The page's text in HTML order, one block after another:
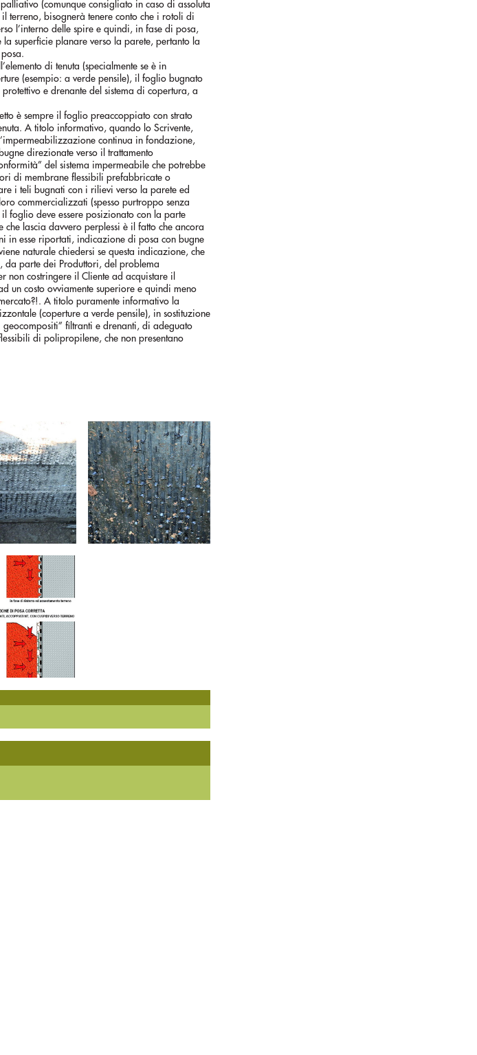
(comunque consigliato in caso di assoluta
terreno, bisognerà tenere conto che i rotoli di
l’interno delle spire e quindi, in fase di posa,
superficie planare verso la parete, pertanto la
di tenuta (specialmente se è in
(esempio: a verde pensile), il foglio bugnato
e drenante del sistema di copertura, a
è sempre il foglio preaccoppiato con strato
A titolo informativo, quando lo Scrivente,
continua in fondazione,
direzionate verso il trattamento
del sistema impermeabile che potrebbe
di membrane flessibili prefabbricate o
i teli bugnati con i rilievi verso la parete ed
commercializzati (spesso purtroppo senza
foglio deve essere posizionato con la parte
che lascia davvero perplessi è il fatto che ancora
in esse riportati, indicazione di posa con bugne
naturale chiedersi se questa indicazione, che
da parte dei Produttori, del problema
non costringere il Cliente ad acquistare il
un costo ovviamente superiore e quindi meno
A titolo puramente informativo la
(coperture a verde pensile), in sostituzione
filtranti e drenanti, di adeguato
di polipropilene, che non presentano